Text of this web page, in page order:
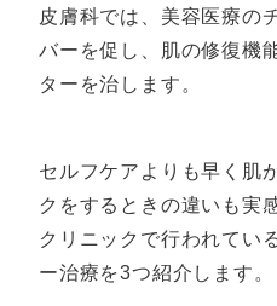
皮膚科では、美容医療の
バーを促し、肌の修復機
ターを治します。
セルフケアよりも早く肌
クをするときの違いも実
クリニックで行われてい
ー治療を3つ紹介します。